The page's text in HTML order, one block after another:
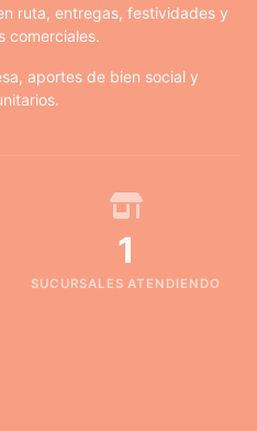
ruta, entregas, festividades y
comerciales.
aportes de bien social y
1
SUCURSALES ATENDIENDO